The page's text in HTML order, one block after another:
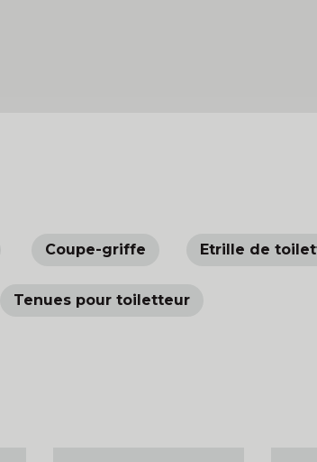
Coupe-griffe Etrille de
Tenues pour toiletteur